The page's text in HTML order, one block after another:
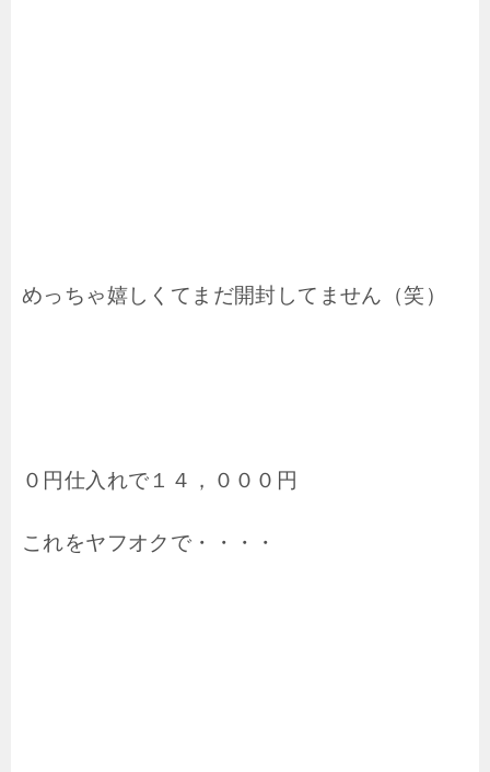
めっちゃ嬉しくてまだ開封してません（笑）
０円仕入れで１４，０００円
これをヤフオクで・・・・